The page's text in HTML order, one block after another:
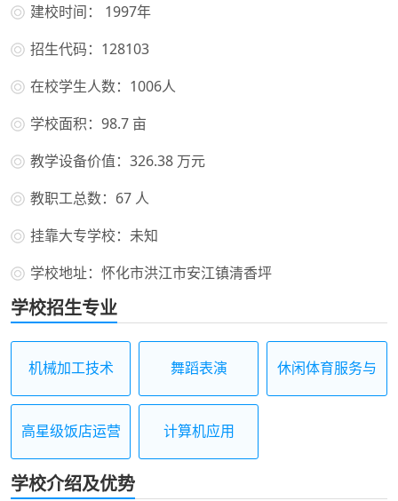
建校时间： 1997年
招生代码：128103
在校学生人数：1006人
学校面积：98.7 亩
教学设备价值：326.38 万元
教职工总数：67 人
挂靠大专学校：未知
学校地址：怀化市洪江市安江镇清香坪
学校招生专业
机械加工技术 舞蹈表演
休闲体育服务与
高星级饭店运营
计算机应用
学校介绍及优势